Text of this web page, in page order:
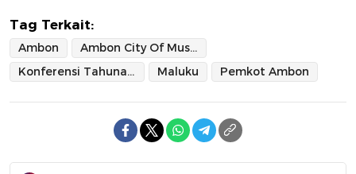
Tag Terkait:
Ambon
Ambon City Of Music
Konferensi Tahunan XIV Jaringan Kota Kreatif Unesco
Maluku Pemkot Ambon